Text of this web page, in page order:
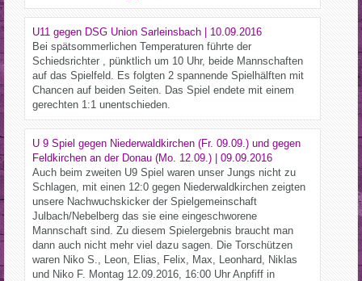
U11 gegen DSG Union Sarleinsbach | 10.09.2016
Bei spätsommerlichen Temperaturen führte der
Schiedsrichter , pünktlich um 10 Uhr, beide Mannschaften
auf das Spielfeld. Es folgten 2 spannende Spielhälften mit
Chancen auf beiden Seiten. Das Spiel endete mit einem
gerechten 1:1 unentschieden.
U 9 Spiel gegen Niederwaldkirchen (Fr. 09.09.) und gegen
Feldkirchen an der Donau (Mo. 12.09.) | 09.09.2016
Auch beim zweiten U9 Spiel waren unser Jungs nicht zu
Schlagen, mit einen 12:0 gegen Niederwaldkirchen zeigten
unsere Nachwuchskicker der Spielgemeinschaft
Julbach/Nebelberg das sie eine eingeschworene
Mannschaft sind. Zu diesem Spielergebnis braucht man
dann auch nicht mehr viel dazu sagen. Die Torschützen
waren Niko S., Leon, Elias, Felix, Max, Leonhard, Niklas
und Niko F. Montag 12.09.2016, 16:00 Uhr Anpfiff in